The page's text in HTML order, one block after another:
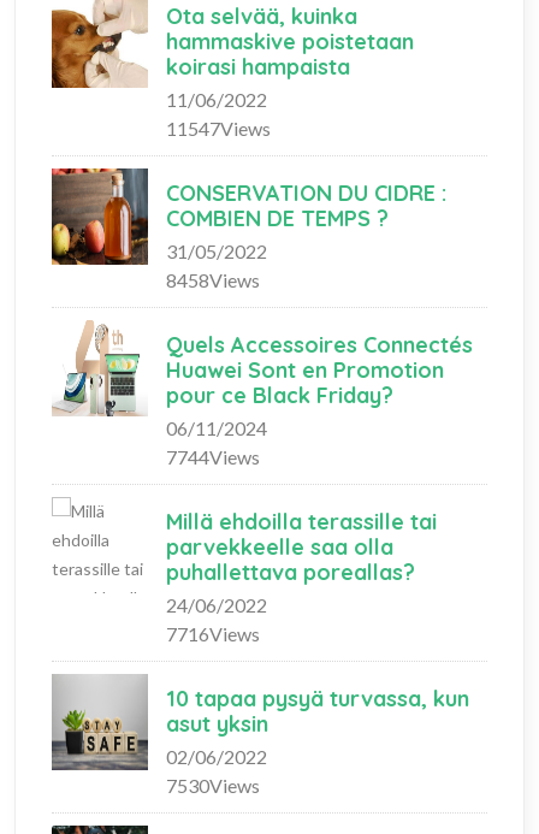
Ota selvää, kuinka
hammaskive poistetaan
koirasi hampaista
11/06/2022
11547Views
CONSERVATION DU CIDRE :
COMBIEN DE TEMPS ?
31/05/2022
8458Views
Quels Accessoires Connectés
Huawei Sont en Promotion
pour ce Black Friday?
06/11/2024
7744Views
Millä ehdoilla terassille tai
parvekkeelle saa olla
puhallettava poreallas?
24/06/2022
7716Views
10 tapaa pysyä turvassa, kun
asut yksin
02/06/2022
7530Views